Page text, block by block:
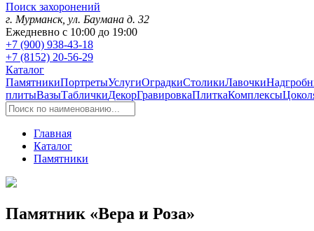
Поиск захоронений
г. Мурманск, ул. Баумана д. 32
Ежедневно с 10:00 до 19:00
+7 (900) 938-43-18
+7 (8152) 20-56-29
Каталог
ПамятникиПортретыУслугиОградкиСтоликиЛавочки
плитыВазыТабличкиДекорГравировкаПлиткаКомплексы
Главная
Каталог
Памятники
Памятник «Вера и Роза»